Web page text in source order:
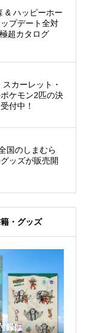
& ハッピーホー
プデート全対
超カタログ
スカーレット・
ケモン2匹の決
付中！
国のしまむら
ッズが販売開
・グッズ
録は